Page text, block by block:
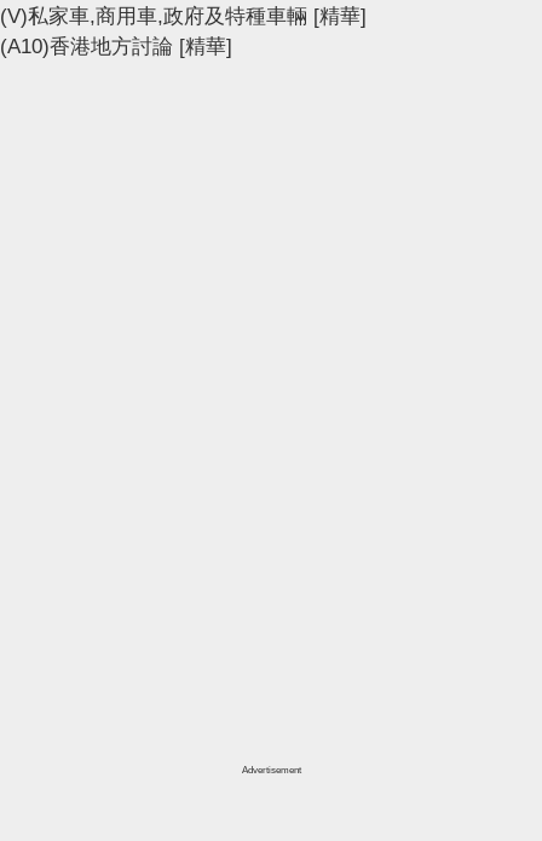
(V)私家車,商用車,政府及特種車輛 [精華]
(A10)香港地方討論 [精華]
Advertisement